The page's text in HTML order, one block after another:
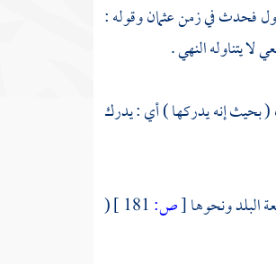
فحدث في زمنعثمانوقوله :
لا يتناوله النهي .
( بحيث إنه يدركها ) أي : يدرك
البلد ونحوها[ص:
(